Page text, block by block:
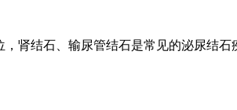
肾结石、输尿管结石是常见的泌尿结